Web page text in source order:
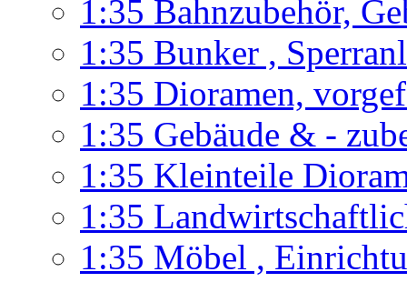
1:35 Bahnzubehör,
1:35 Bunker ,
1:35 Dioramen,
1:35 Gebäude & -
1:35 Kleinteile
1:35
1:35 Möbel ,